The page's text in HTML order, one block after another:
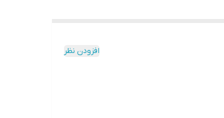
افزودن نظر